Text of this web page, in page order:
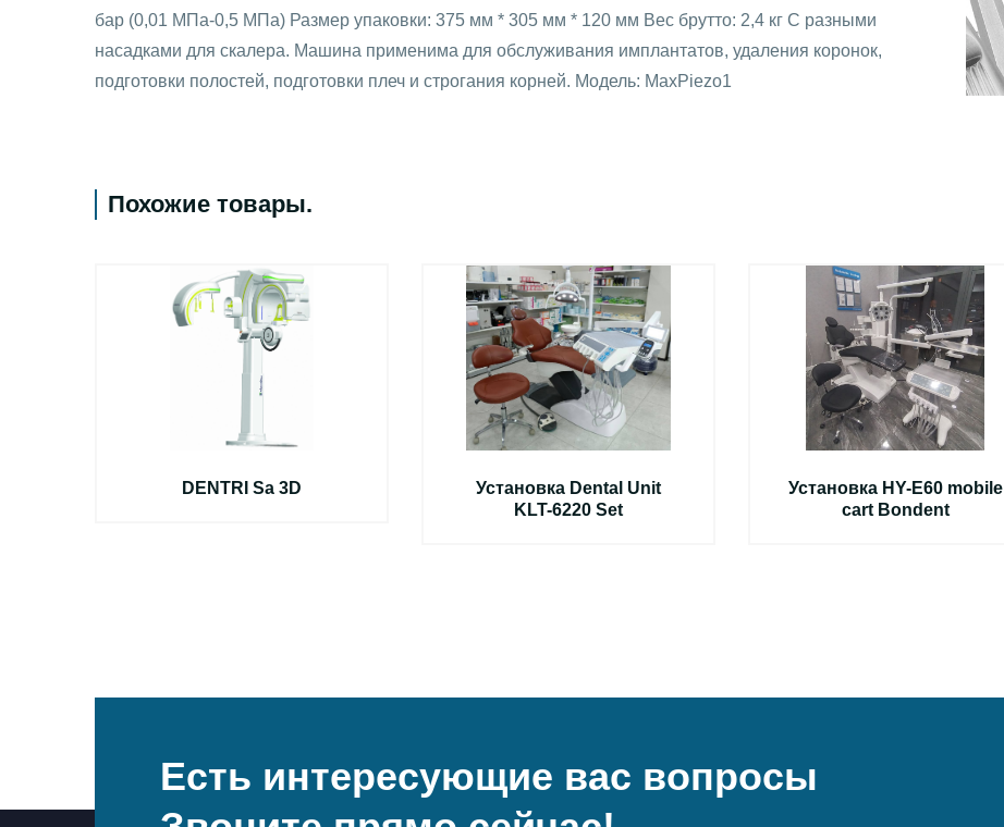
бар (0,01 МПа-0,5 МПа) Размер упаковки: 375 мм * 305 мм * 120 мм Вес брутто: 2,4 кг С разными
насадками для скалера. Машина применима для обслуживания имплантатов, удаления коронок,
подготовки полостей, подготовки плеч и строгания корней. Модель: MaxPiezo1
Похожие товары.
DENTRI Sa 3D
Установка Dental Unit
KLT-6220 Set
Установка HY-E60 mobile
cart Bondent
Есть интересующие вас вопросы